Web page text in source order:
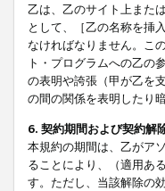
乙は、乙のサイト上また
として、［乙の名称を挿
なければなりません。こ
ト・プログラムへの乙の
の表明や誇張（甲が乙を
の間の関係を表明したり
6. 契約期間および契約解
本規約の期間は、乙がア
ることにより、（適用あ
す。ただし、当該解除の